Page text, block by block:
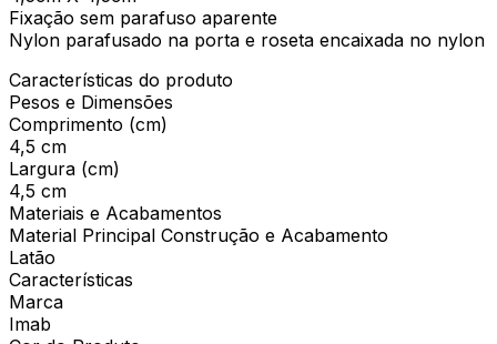
Fixação sem parafuso aparente
Nylon parafusado na porta e roseta encaixada no nylon
Características do produto
Pesos e Dimensões
Comprimento (cm)
4,5 cm
Largura (cm)
4,5 cm
Materiais e Acabamentos
Material Principal Construção e Acabamento
Latão
Características
Marca
Imab